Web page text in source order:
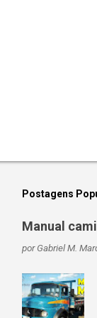
Postagens
Manual
porGabriel M.